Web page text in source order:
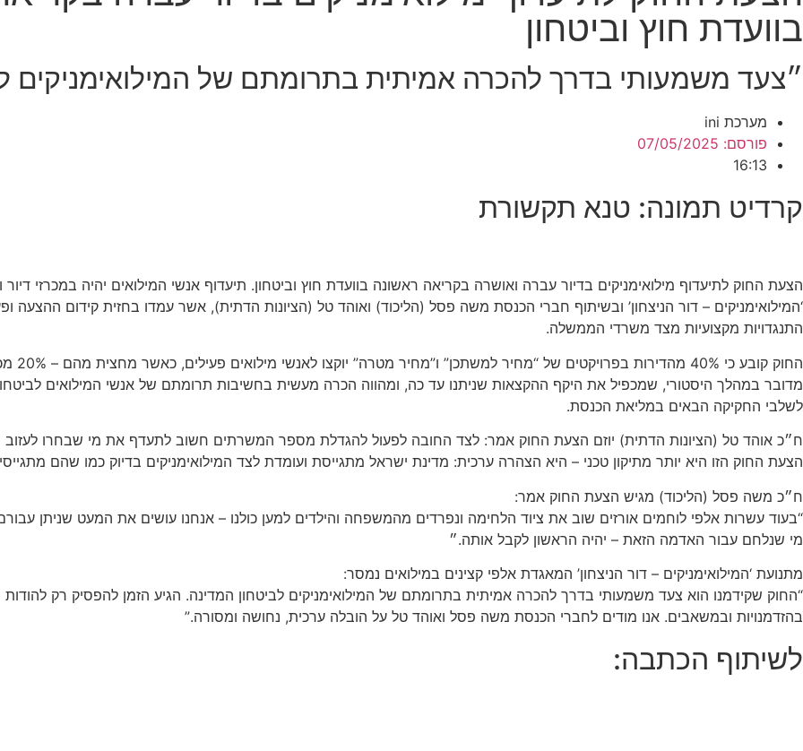
בוועדת חוץ וביטחון
״צעד משמעותי בדרך להכרה אמיתית בתרומתם של המילואימניקים
מערכת ini
פורסם:
16:13
קרדיט תמונה: טנא תקשורת
הצעת החוק לתיעדוף מילואימניקים בדיור עברה ואושרה בקריאה ראשונה בוועדת חוץ וביטחון. תיעדוף אנשי המילואים יהיה במכרזי דיור
‘המילואימניקים – דור הניצחון’ ובשיתוף חברי הכנסת משה פסל (הליכוד) ואוהד טל (הציונות הדתית), אשר עמדו בחזית קידום ההצעה
התנגדויות מקצועיות מצד משרדי הממשלה.
החוק קובע כי 40% מהדירות בפרויקטים של “מחיר למשתכן” ו”מחיר מטרה” יוקצו לאנשי מילואים פעילים, כאשר מחצית מהם – 20% מכלל הדירות – יוקצו ללוחמי מילואים.
מדובר במהלך היסטורי, שמכפיל את היקף ההקצאות שניתנו עד כה, ומהווה הכרה מעשית בחשיבות תרומתם של אנשי המילואים
לשלבי החקיקה הבאים במליאת הכנסת.
ח״כ אוהד טל (הציונות הדתית) יוזם הצעת החוק אמר: לצד החובה לפעול להגדלת מספר המשרתים חשוב לתעדף את מי שבחרו לעזוב
הצעת החוק הזו היא יותר מתיקון טכני – היא הצהרה ערכית: מדינת ישראל מתגייסת ועומדת לצד המילואימניקים בדיוק כמו שהם
ח״כ משה פסל (הליכוד) מגיש הצעת החוק אמר:
“בעוד עשרות אלפי לוחמים אורזים שוב את ציוד הלחימה ונפרדים מהמשפחה והילדים למען כולנו – אנחנו עושים את המעט שניתן
מי שנלחם עבור האדמה הזאת – יהיה הראשון לקבל אותה.״
מתנועת ‘המילואימניקים – דור הניצחון’ המאגדת אלפי קצינים במילואים נמסר:
“החוק שקידמנו הוא צעד משמעותי בדרך להכרה אמיתית בתרומתם של המילואימניקים לביטחון המדינה. הגיע הזמן להפסיק רק להודות
בהזדמנויות ובמשאבים. אנו מודים לחברי הכנסת משה פסל ואוהד טל על הובלה ערכית, נחושה ומסורה.”
לשיתוף הכתבה: